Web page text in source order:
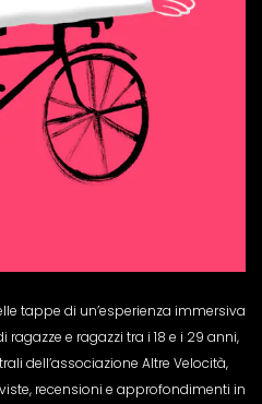
tappe di un’esperienza immersiva
e ragazzi tra i 18 e i 29 anni,
dell’associazione Altre Velocità,
recensioni e approfondimenti in